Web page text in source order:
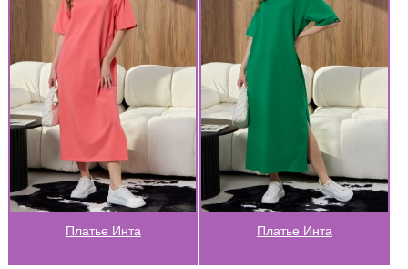
Платье Инта Платье Инта